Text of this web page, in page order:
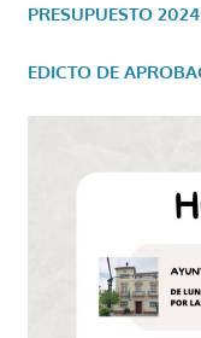
PRESUPUESTO 2024
EDICTO DE